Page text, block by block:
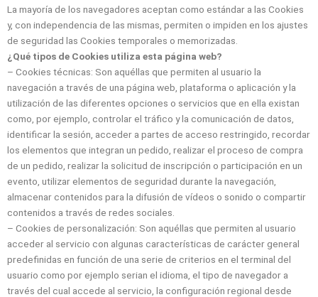
La mayoría de los navegadores aceptan como estándar a las Cookies
y, con independencia de las mismas, permiten o impiden en los ajustes
de seguridad las Cookies temporales o memorizadas.
¿Qué tipos de Cookies utiliza esta página web?
– Cookies técnicas: Son aquéllas que permiten al usuario la
navegación a través de una página web, plataforma o aplicación y la
utilización de las diferentes opciones o servicios que en ella existan
como, por ejemplo, controlar el tráfico y la comunicación de datos,
identificar la sesión, acceder a partes de acceso restringido, recordar
los elementos que integran un pedido, realizar el proceso de compra
de un pedido, realizar la solicitud de inscripción o participación en un
evento, utilizar elementos de seguridad durante la navegación,
almacenar contenidos para la difusión de vídeos o sonido o compartir
contenidos a través de redes sociales.
– Cookies de personalización: Son aquéllas que permiten al usuario
acceder al servicio con algunas características de carácter general
predefinidas en función de una serie de criterios en el terminal del
usuario como por ejemplo serian el idioma, el tipo de navegador a
través del cual accede al servicio, la configuración regional desde